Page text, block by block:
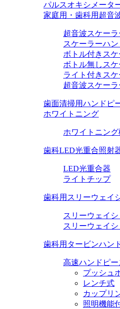
パルスオキシメータ
家庭用・歯科用超音
超音波スケー
スケーラーハ
ボトル付きスケ
ボトル無しスケ
ライト付きス
超音波スケー
歯面清掃用ハンドピ
ホワイトニング
ホワイトニング
歯科LED光重合照射
LED光重合器
ライトチップ
歯科用スリーウェイ
スリーウェイ
スリーウェイ
歯科用タービンハン
高速ハンドピー
プッシュ
レンチ式
カップリ
照明機能